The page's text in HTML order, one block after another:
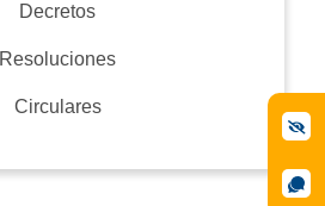
Decretos
Resoluciones
Circulares